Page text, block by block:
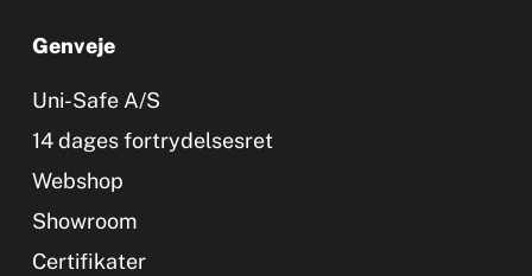
Genveje
Uni-Safe A/S
14 dages fortrydelsesret
Webshop
Showroom
Certifikater